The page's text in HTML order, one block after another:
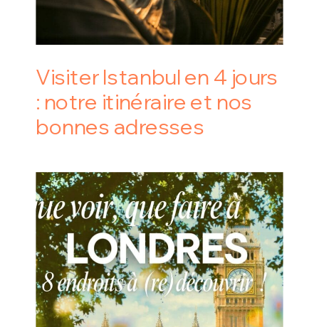
Visiter Istanbul en 4 jours
: notre itinéraire et nos
bonnes adresses